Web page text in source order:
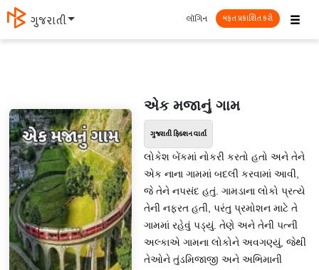
ગુજરાતી ☰
લૉગિન મફત પ્રકાશિત કરો
એક મજાનું ગામ
ગુજરાતી ફિક્શન વાર્તા
લોકેશ બેંકમાં નોકરી કરતો હતો અને તેને
એક નાના ગામમાં બદલી કરવામાં આવી,
જે તેને નપસંદ હતું. ગામડાના લોકો પ્રત્યે
તેની નફરત હતી, પરંતુ પ્રમોશન માટે તે
ગામમાં રહેવું પડ્યું. તેણે અને તેની પત્ની
અલ્કાએ ગામના લોકોને અવગણ્યું, જેથી
તેઓને તુંડમિજાજી અને અભિમાની